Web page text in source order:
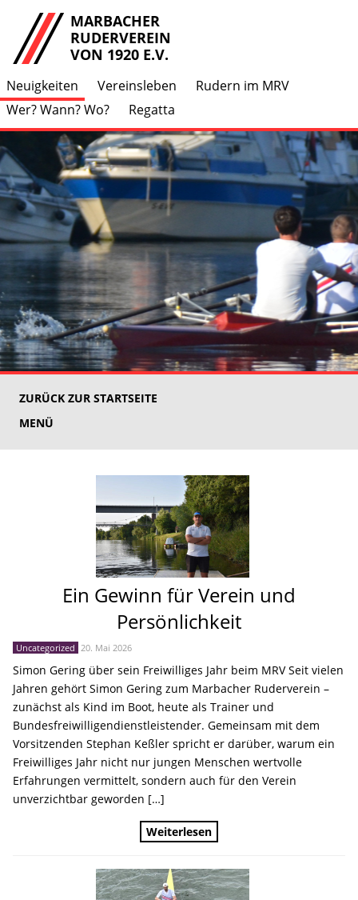
MARBACHER
RUDERVEREIN
VON 1920 E.V.
Neuigkeiten Vereinsleben
Rudern im MRV
Wer? Wann? Wo?
Regatta
ZURÜCK ZUR STARTSEITE
MENÜ
Ein Gewinn für Verein und
Persönlichkeit
Uncategorized 20. Mai 2026
Simon Gering über sein Freiwilliges Jahr beim MRV Seit vielen
Jahren gehört Simon Gering zum Marbacher Ruderverein –
zunächst als Kind im Boot, heute als Trainer und
Bundesfreiwilligendienstleistender. Gemeinsam mit dem
Vorsitzenden Stephan Keßler spricht er darüber, warum ein
Freiwilliges Jahr nicht nur jungen Menschen wertvolle
Erfahrungen vermittelt, sondern auch für den Verein
unverzichtbar geworden […]
Weiterlesen